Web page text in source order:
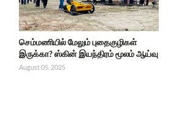
செம்மணியில் மேலும் புதைகுழிகள்
இருக்கா? ஸ்கின் இயந்திரம் மூலம் ஆய்வு
August 05, 2025